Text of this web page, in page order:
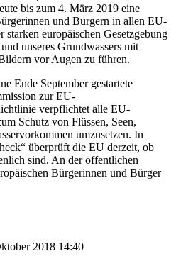
bis zum 4. März 2019 eine
und Bürgern in allen EU-
starken europäischen Gesetzgebung
unseres Grundwassers mit
vor Augen zu führen.
Ende September gestartete
zur EU-
verpflichtet alle EU-
Schutz von Flüssen, Seen,
umzusetzen. In
überprüft die EU derzeit, ob
sind. An der öffentlichen
Bürgerinnen und Bürger
2018 14:40